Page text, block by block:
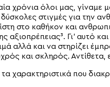
χρόνια όλοι μας,
δύσκολες στιγμές για την
στο καθήκον και
αξιοπρέπειας³. Γι’ αυτό
αλλά και να στηρίζει
και σκληρός. Αντίθετα,
τα χαρακτηριστικά που